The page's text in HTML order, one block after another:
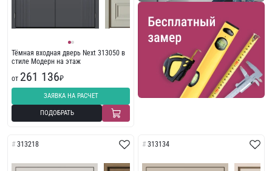
Тёмная входная дверь Next 313050 в
стиле Модерн на этаж
от 261 136₽
ЗАЯВКА НА РАСЧЕТ
ПОДОБРАТЬ
313218 313134